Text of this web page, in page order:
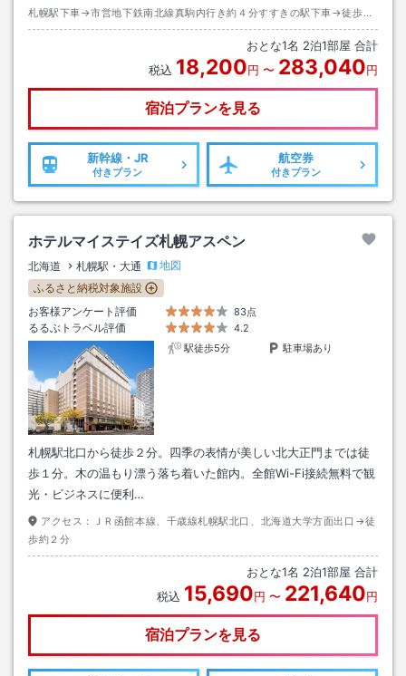
札幌駅下車→市営地下鉄南北線真駒内行き約４分すすきの駅下車→徒歩約
４分またはタクシー約３分
おとな1名 2泊1部屋 合計
税込 18,200円 〜 283,040円
宿泊プランを見る
新幹線・JR
付きプラン
航空券
付きプラン
ホテルマイステイズ札幌アスペン
北海道 札幌駅・大通
地図
ふるさと納税対象施設
お客様アンケート評価
83点
るるぶトラベル評価
4.2
駅徒歩5分
駐車場あり
札幌駅北口から徒歩２分。四季の表情が美しい北大正門までは徒
歩１分。木の温もり漂う落ち着いた館内。全館Wi-Fi接続無料で観
光・ビジネスに便利…
アクセス：
ＪＲ函館本線、千歳線札幌駅北口、北海道大学方面出口→徒
歩約２分
おとな1名 2泊1部屋 合計
税込 15,690円 〜 221,640円
宿泊プランを見る